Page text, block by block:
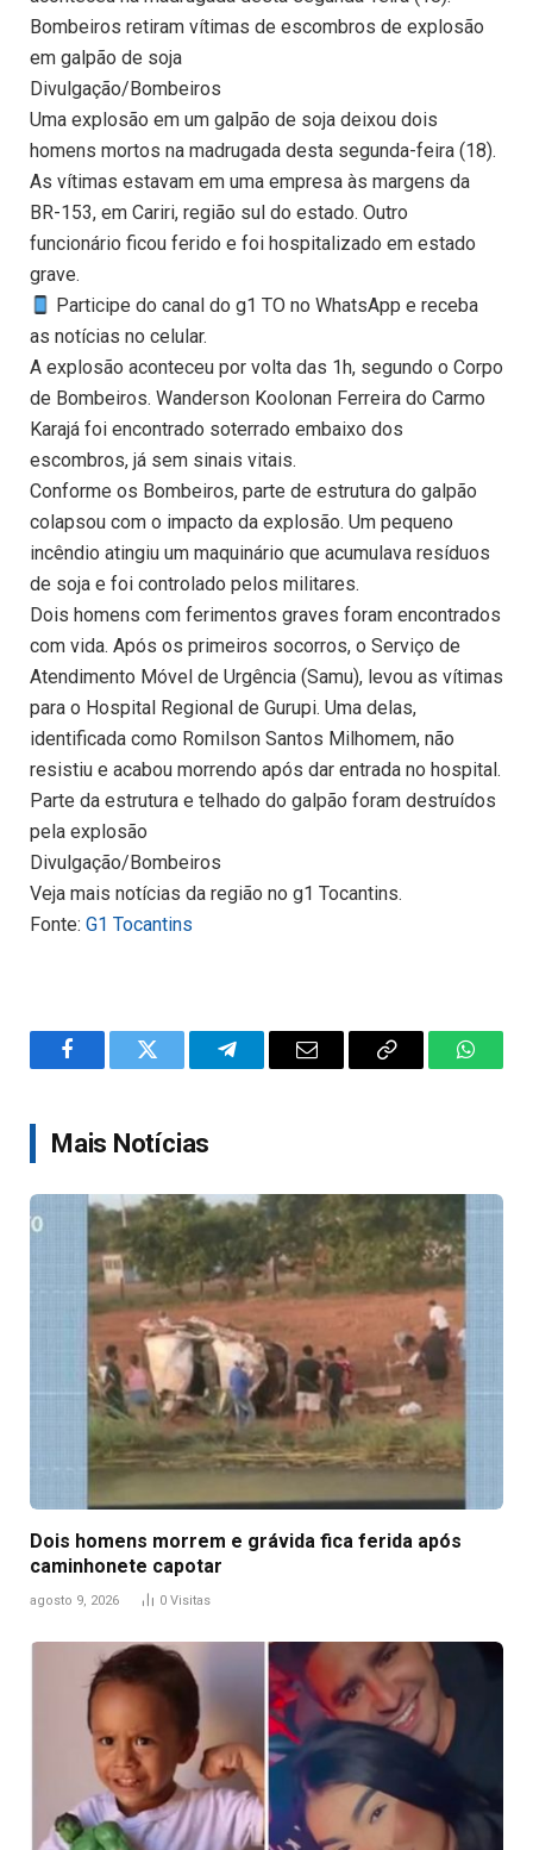
Bombeiros retiram vítimas de escombros de explosão
em galpão de soja
Divulgação/Bombeiros
Uma explosão em um galpão de soja deixou dois
homens mortos na madrugada desta segunda-feira (18).
As vítimas estavam em uma empresa às margens da
BR-153, em Cariri, região sul do estado. Outro
funcionário ficou ferido e foi hospitalizado em estado
grave.
Participe do canal do g1 TO no WhatsApp e receba
as notícias no celular.
A explosão aconteceu por volta das 1h, segundo o Corpo
de Bombeiros. Wanderson Koolonan Ferreira do Carmo
Karajá foi encontrado soterrado embaixo dos
escombros, já sem sinais vitais.
Conforme os Bombeiros, parte de estrutura do galpão
colapsou com o impacto da explosão. Um pequeno
incêndio atingiu um maquinário que acumulava resíduos
de soja e foi controlado pelos militares.
Dois homens com ferimentos graves foram encontrados
com vida. Após os primeiros socorros, o Serviço de
Atendimento Móvel de Urgência (Samu), levou as vítimas
para o Hospital Regional de Gurupi. Uma delas,
identificada como Romilson Santos Milhomem, não
resistiu e acabou morrendo após dar entrada no hospital.
Parte da estrutura e telhado do galpão foram destruídos
pela explosão
Divulgação/Bombeiros
Veja mais notícias da região no g1 Tocantins.
Fonte: G1 Tocantins
FacebookTwitter TelegramEmail
Copy
Mais Notícias
Dois homens morrem e grávida fica ferida após
caminhonete capotar
agosto 9, 2026 0 Visitas